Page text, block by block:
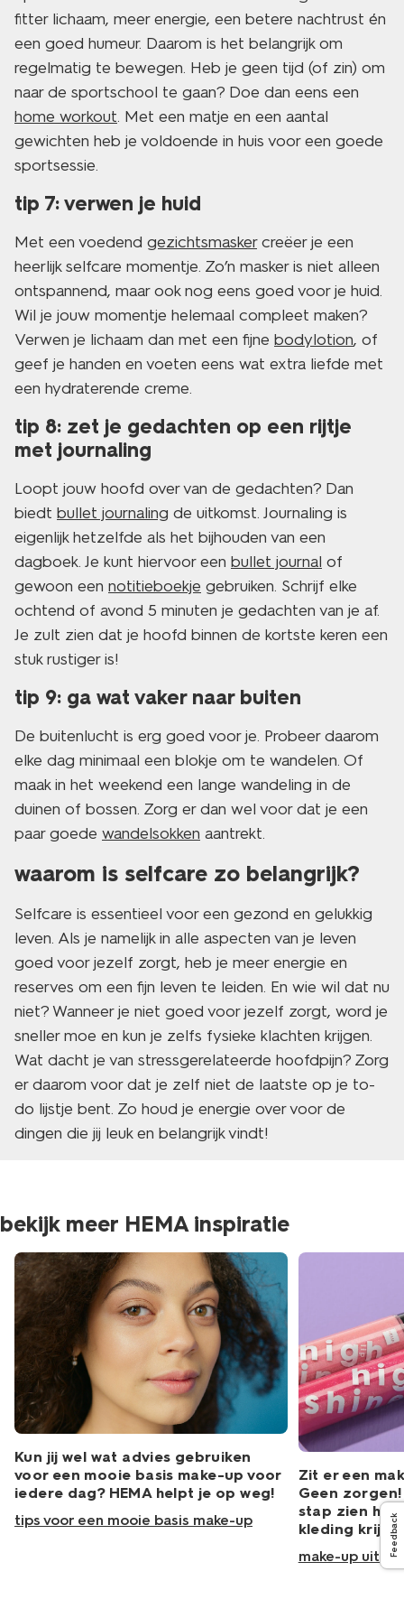
fitter lichaam, meer energie, een betere nachtrust én
een goed humeur. Daarom is het belangrijk om
regelmatig te bewegen. Heb je geen tijd (of zin) om
naar de sportschool te gaan? Doe dan eens een
home workout. Met een matje en een aantal
gewichten heb je voldoende in huis voor een goede
sportsessie.
tip 7: verwen je huid
Met een voedend gezichtsmaskercreëer je een
heerlijk selfcare momentje. Zo’n masker is niet alleen
ontspannend, maar ook nog eens goed voor je huid.
Wil je jouw momentje helemaal compleet maken?
Verwen je lichaam dan met een fijne bodylotion, of
geef je handen en voeten eens wat extra liefde met
een hydraterende creme.
tip 8: zet je gedachten op een rijtje
met journaling
Loopt jouw hoofd over van de gedachten? Dan
biedt bullet journaling de uitkomst. Journaling is
eigenlijk hetzelfde als het bijhouden van een
dagboek. Je kunt hiervoor een bullet journal of
gewoon een notitieboekje gebruiken. Schrijf elke
ochtend of avond 5 minuten je gedachten van je af.
Je zult zien dat je hoofd binnen de kortste keren een
stuk rustiger is!
tip 9: ga wat vaker naar buiten
De buitenlucht is erg goed voor je. Probeer daarom
elke dag minimaal een blokje om te wandelen. Of
maak in het weekend een lange wandeling in de
duinen of bossen. Zorg er dan wel voor dat je een
paar goede ​​ wandelsokken aantrekt.
waarom is selfcare zo belangrijk?
Selfcare is essentieel voor een gezond en gelukkig
leven. Als je namelijk in alle aspecten van je leven
goed voor jezelf zorgt, heb je meer energie en
reserves om een fijn leven te leiden. En wie wil dat nu
niet? Wanneer je niet goed voor jezelf zorgt, word je
sneller moe en kun je zelfs fysieke klachten krijgen.
Wat dacht je van stressgerelateerde hoofdpijn? Zorg
er daarom voor dat je zelf niet de laatste op je to-
do lijstje bent. Zo houd je energie over voor de
dingen die jij leuk en belangrijk vindt!
bekijk meer HEMA inspiratie
Kun jij wel wat advies gebruiken
voor een mooie basis make-up voor
iedere dag? HEMA helpt je op weg!
tips voor een mooie basis make-up
Zit er een
Geen
stap zien hoe
kleding krijgt.
make-up uit Feedback